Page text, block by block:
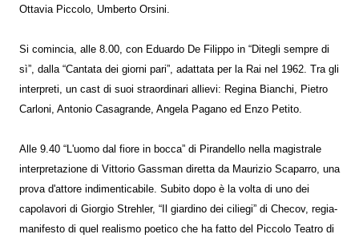
Ottavia Piccolo, Umberto Orsini.
Si comincia, alle 8.00, con Eduardo De Filippo in “Ditegli sempre di
sì”, dalla “Cantata dei giorni pari”, adattata per la Rai nel 1962. Tra gli
interpreti, un cast di suoi straordinari allievi: Regina Bianchi, Pietro
Carloni, Antonio Casagrande, Angela Pagano ed Enzo Petito.
Alle 9.40 “L'uomo dal fiore in bocca” di Pirandello nella magistrale
interpretazione di Vittorio Gassman diretta da Maurizio Scaparro, una
prova d'attore indimenticabile. Subito dopo è la volta di uno dei
capolavori di Giorgio Strehler, “Il giardino dei ciliegi” di Checov, regia-
manifesto di quel realismo poetico che ha fatto del Piccolo Teatro di